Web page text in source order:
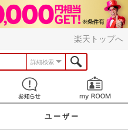
楽天トップへ
詳細検索
見つける お知らせ
ユーザー